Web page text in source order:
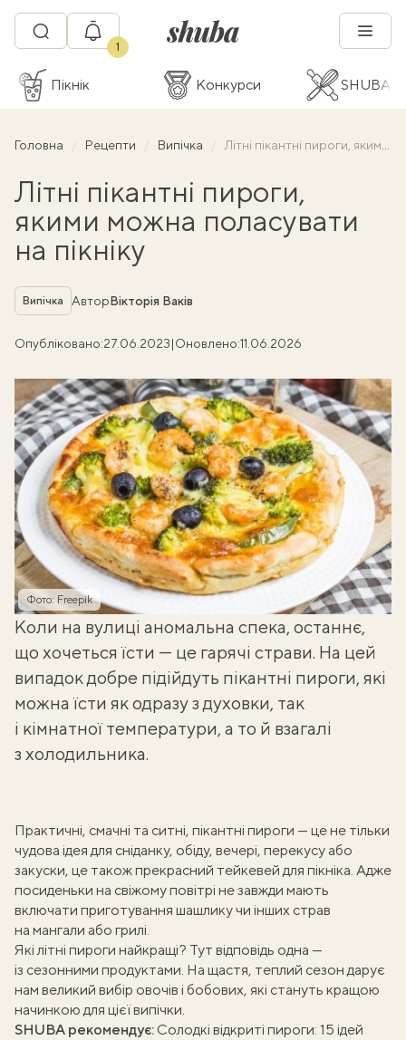
1
Пікнік Конкурси SHUBA
Головна Рецепти Випічка Літні пікантні пироги, якими можна поласувати на пікніку
Літні пікантні пироги,
якими можна поласувати
на пікніку
Рубрика
Випічка АвторВікторія Ваків
Опубліковано:27.06.2023|Оновлено:11.06.2026
Фото: Freepik
Коли на вулиці аномальна спека, останнє,
що хочеться їсти — це гарячі страви. На цей
випадок добре підійдуть пікантні пироги, які
можна їсти як одразу з духовки, так
і кімнатної температури, а то й взагалі
з холодильника.
Практичні, смачні та ситні, пікантні пироги — це не тільки
чудова ідея для сніданку, обіду, вечері, перекусу або
закуски, це також прекрасний тейкевей для пікніка. Адже
посиденьки на свіжому повітрі не завжди мають
включати приготування шашлику чи інших страв
на мангали або грилі.
Які літні пироги найкращі? Тут відповідь одна —
із сезонними продуктами. На щастя, теплий сезон дарує
нам великий вибір овочів і бобових, які стануть кращою
начинкою для цієї випічки.
SHUBA рекомендує:Солодкі відкриті пироги: 15 ідей